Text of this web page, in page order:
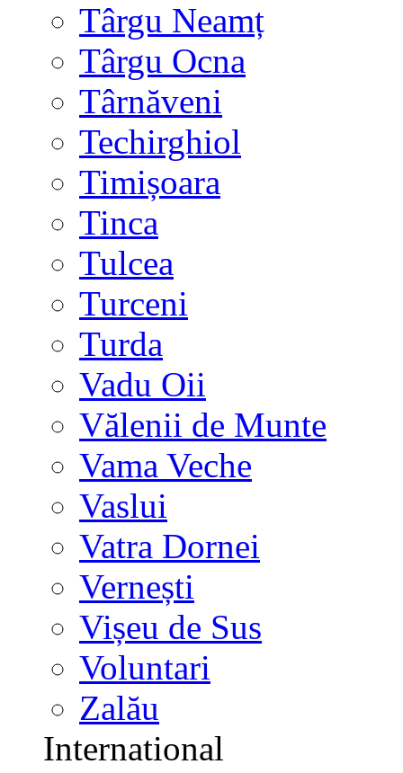
Târgu Neamț
Târgu Ocna
Târnăveni
Techirghiol
Timișoara
Tinca
Tulcea
Turceni
Turda
Vadu Oii
Vălenii de Munte
Vama Veche
Vaslui
Vatra Dornei
Vernești
Vișeu de Sus
Voluntari
Zalău
International